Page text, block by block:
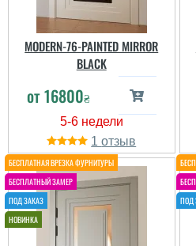
MODERN-76-PAINTED MIRROR
BLACK
от16800₴
1